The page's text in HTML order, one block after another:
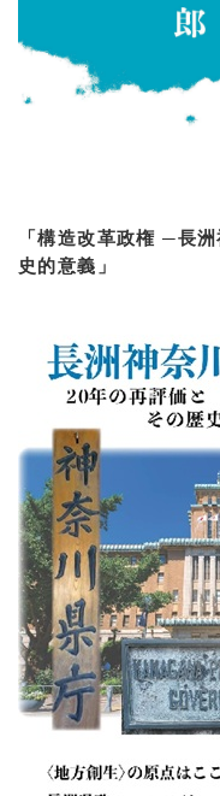
「構造改革政権 ─長
史的意義」